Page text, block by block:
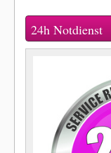
24h Notdienst